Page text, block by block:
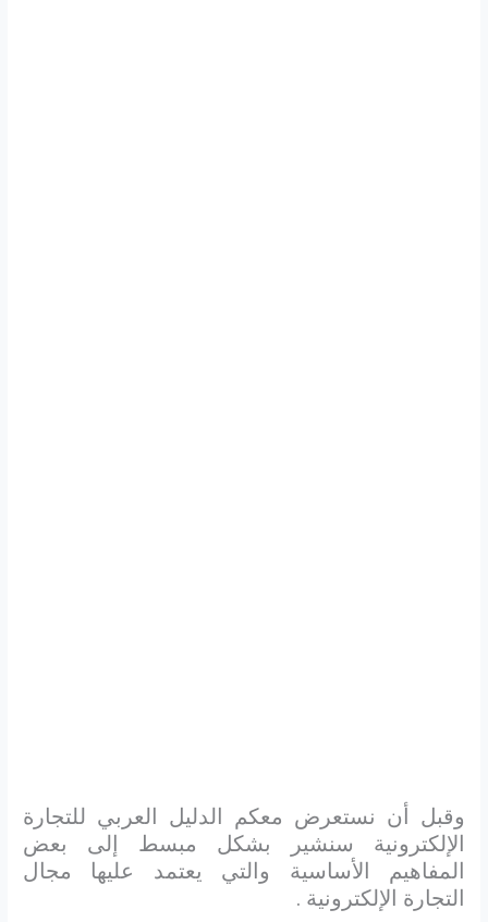
وقبل أن نستعرض معكم الدليل العربي للتجارة
الإلكترونية سنشير بشكل مبسط إلى بعض
المفاهيم الأساسية والتي يعتمد عليها مجال
التجارة الإلكترونية .